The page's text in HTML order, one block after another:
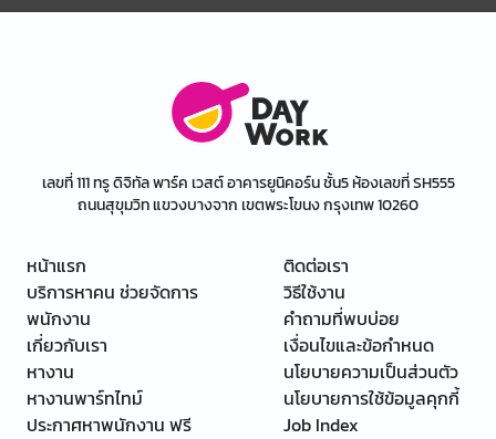
เลขที่ 111 ทรู ดิจิทัล พาร์ค เวสต์ อาคารยูนิคอร์น ชั้น5 ห้องเลขที่ SH555
ถนนสุขุมวิท แขวงบางจาก เขตพระโขนง กรุงเทพ 10260
หน้าแรก
บริการหาคน ช่วยจัดการ
พนักงาน
เกี่ยวกับเรา
หางาน
หางานพาร์ทไทม์
ประกาศหาพนักงาน ฟรี
ติดต่อเรา
วิธีใช้งาน
คำถามที่พบบ่อย
เงื่อนไขและข้อกำหนด
นโยบายความเป็นส่วนตัว
นโยบายการใช้ข้อมูลคุกกี้
Job Index